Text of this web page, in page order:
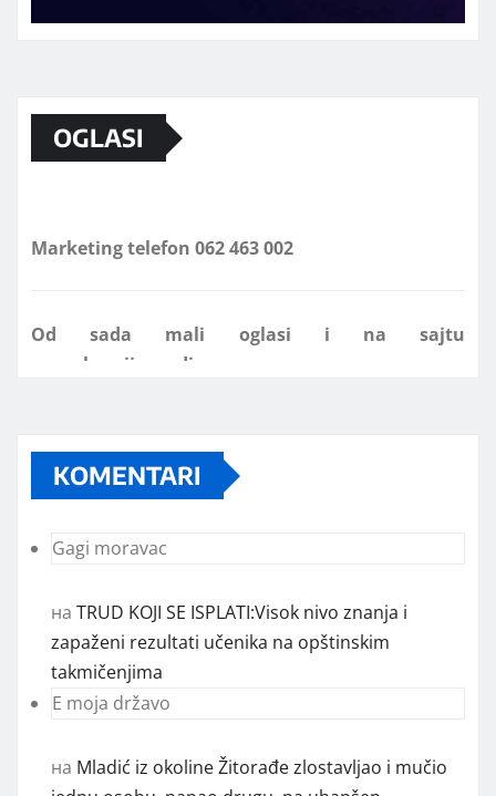
OGLASI
KOMENTARI
Gagi moravac
на TRUD KOJI SE ISPLATI:Visok nivo znanja i
zapaženi rezultati učenika na opštinskim
takmičenjima
E moja državo
на Mladić iz okoline Žitorađe zlostavljao i mučio